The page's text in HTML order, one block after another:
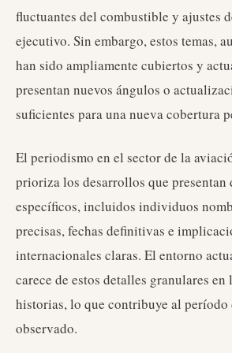
fluctuantes del combustible y ajustes
ejecutivo. Sin embargo, estos temas,
han sido ampliamente cubiertos y
presentan nuevos ángulos o
suficientes para una nueva cobertura
El periodismo en el sector de la
prioriza los desarrollos que presentan
específicos, incluidos individuos
precisas, fechas definitivas e
internacionales claras. El entorno
carece de estos detalles granulares en
historias, lo que contribuye al período
observado.